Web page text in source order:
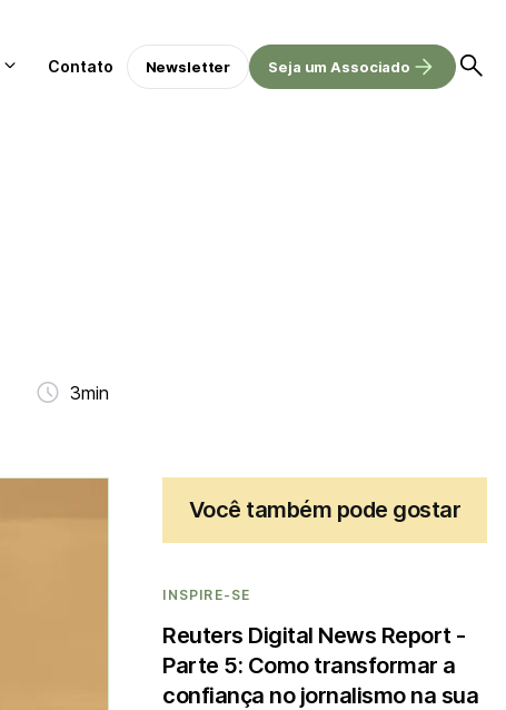
Contato Newsletter Seja um Associado
3min
Você também pode gostar
INSPIRE-SE
Reuters Digital News Report -
Parte 5: Como transformar a
confiança no jornalismo na sua